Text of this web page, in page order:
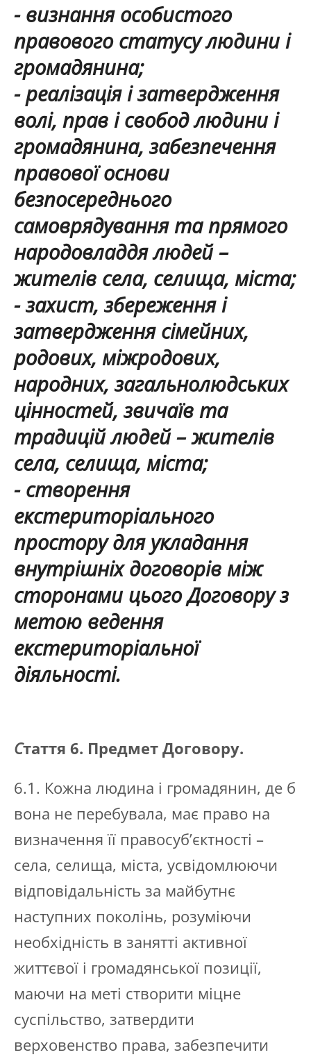
- визнання особистого
правового статусу людини і
громадянина;
- реалізація і затвердження
волі, прав і свобод людини і
громадянина, забезпечення
правової основи
безпосереднього
самоврядування та прямого
народовладдя людей –
жителів села, селища, міста;
- захист, збереження і
затвердження сімейних,
родових, міжродових,
народних, загальнолюдських
цінностей, звичаїв та
традицій людей – жителів
села, селища, міста;
- створення
екстериторіального
простору для укладання
внутрішніх договорів між
сторонами цього Договору з
метою ведення
екстериторіальної
діяльності.
Стаття 6. Предмет Договору.
6.1. Кожна людина і громадянин, де б
вона не перебувала, має право на
визначення її правосуб’єктності –
села, селища, міста, усвідомлюючи
відповідальність за майбутнє
наступних поколінь, розуміючи
необхідність в занятті активної
життєвої і громадянської позиції,
маючи на меті створити міцне
суспільство, затвердити
верховенство права, забезпечити